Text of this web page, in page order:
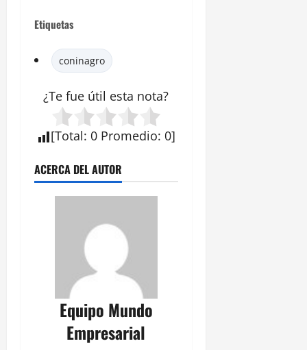
Etiquetas
coninagro
¿Te fue útil esta nota?
[Total: 0 Promedio: 0]
ACERCA DEL AUTOR
Equipo Mundo
Empresarial